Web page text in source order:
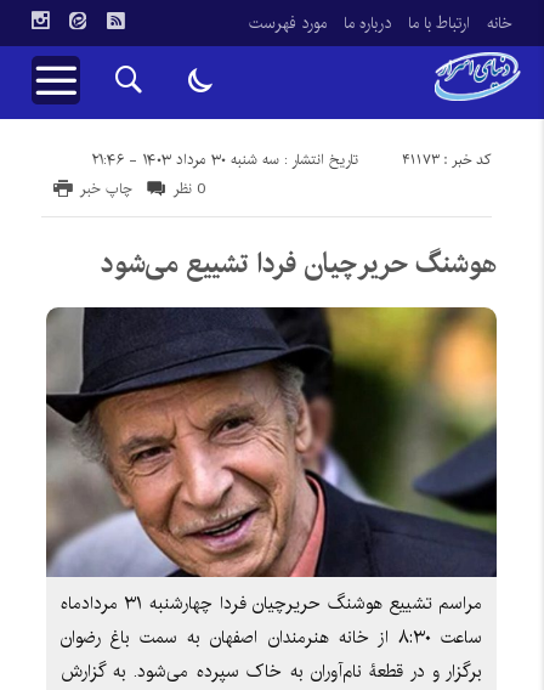
خانه ارتباط با ما درباره ما مورد فهرست
تاریخ انتشار : سه شنبه ۳۰ مرداد ۱۴۰۳ - ۲۱:۴۶ کد خبر : 41173
چاپ خبر 0 نظر
هوشنگ حریرچیان فردا تشییع می‌شود
مراسم تشییع هوشنگ حریرچیان فردا چهارشنبه ۳۱ مردادماه
ساعت ۸:۳۰ از خانه هنرمندان اصفهان به سمت باغ رضوان
برگزار و در قطعۀ نام‌آوران به خاک سپرده می‌شود. به گزارش